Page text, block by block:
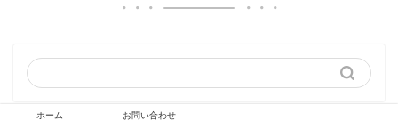
ホーム お問い合わせ